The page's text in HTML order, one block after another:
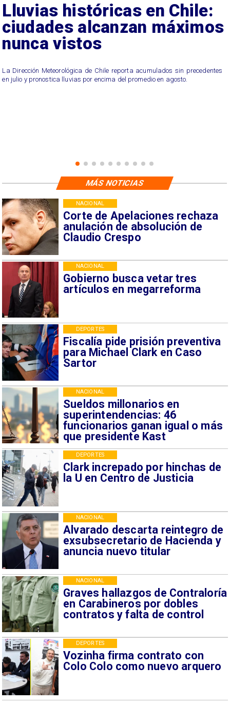
Lluvias históricas en Chile:
ciudades alcanzan máximos
nunca vistos
La Dirección Meteorológica de Chile reporta acumulados sin precedentes
en julio y pronostica lluvias por encima del promedio en agosto.
Corte de Apelaciones rechaza
anulación de absolución de
Claudio Crespo
NACIONAL
Gobierno busca vetar tres
artículos en megarreforma
NACIONAL
Fiscalía pide prisión preventiva
para Michael Clark en Caso
Sartor
DEPORTES
Sueldos millonarios en
superintendencias: 46
funcionarios ganan igual o más
que presidente Kast
NACIONAL
Clark increpado por hinchas de
la U en Centro de Justicia
DEPORTES
Alvarado descarta reintegro de
exsubsecretario de Hacienda y
anuncia nuevo titular
NACIONAL
Graves hallazgos de Contraloría
en Carabineros por dobles
contratos y falta de control
NACIONAL
Vozinha firma contrato con
Colo Colo como nuevo arquero
DEPORTES
MÁS NOTICIAS